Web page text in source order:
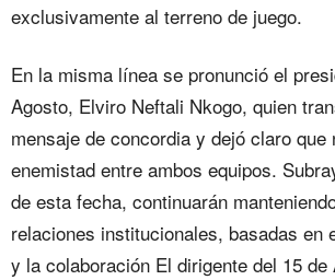
exclusivamente al terreno de juego.
En la misma línea se pronunció el
Agosto, Elviro Neftali Nkogo, quien
mensaje de concordia y dejó claro que
enemistad entre ambos equipos.
de esta fecha, continuarán
relaciones institucionales, basadas en
y la colaboración El dirigente del 15 de